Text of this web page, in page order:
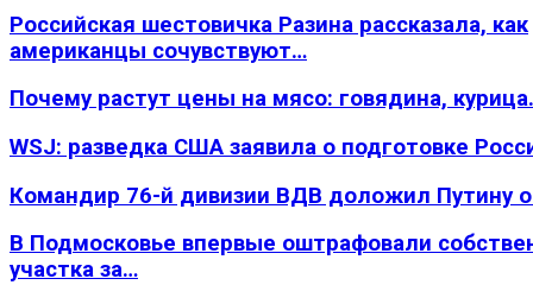
Российская шестовичка Разина рассказала, как
американцы сочувствуют…
Почему растут цены на мясо: говядина,
WSJ: разведка США заявила о подготовке
Командир 76-й дивизии ВДВ доложил Путину
В Подмосковье впервые оштрафовали
участка за…